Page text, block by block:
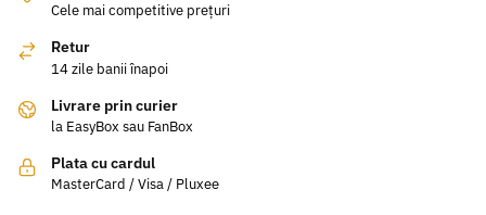
Cele mai competitive prețuri
Retur
14 zile banii înapoi
Livrare prin curier
la EasyBox sau FanBox
Plata cu cardul
MasterCard / Visa / Pluxee